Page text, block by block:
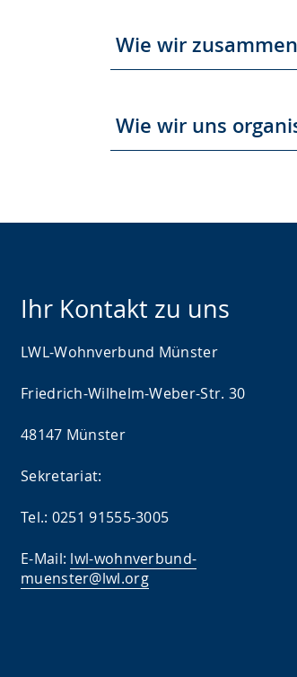
Wie wir
Wie wir uns
Ihr Kontakt zu uns
LWL-Wohnverbund Münster
Friedrich-Wilhelm-Weber-Str. 30
48147 Münster
Sekretariat:
Tel.: 0251 91555-3005
E-Mail: lwl-wohnverbund-
muenster@lwl.org